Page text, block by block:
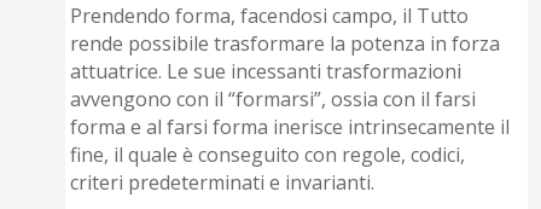
Prendendo forma, facendosi campo, il Tutto
rende possibile trasformare la potenza in forza
attuatrice. Le sue incessanti trasformazioni
avvengono con il “formarsi”, ossia con il farsi
forma e al farsi forma inerisce intrinsecamente il
fine, il quale è conseguito con regole, codici,
criteri predeterminati e invarianti.